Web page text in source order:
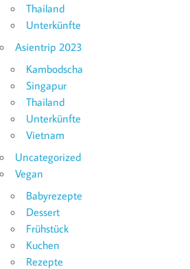
Thailand
Unterkünfte
Asientrip 2023
Kambodscha
Singapur
Thailand
Unterkünfte
Vietnam
Uncategorized
Vegan
Babyrezepte
Dessert
Frühstück
Kuchen
Rezepte